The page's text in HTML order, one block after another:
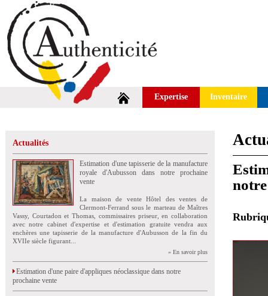
Expertise Inventaire
Actualités
Estimation d'une tapisserie de la manufacture
royale d'Aubusson dans notre prochaine
vente
La maison de vente Hôtel des ventes de
Clermont-Ferrand sous le marteau de Maîtres
Vassy, Courtadon et Thomas, commissaires priseur, en collaboration
avec notre cabinet d'expertise et d'estimation gratuite vendra aux
enchères une tapisserie de la manufacture d'Aubusson de la fin du
XVIIe siècle figurant...
» En savoir plus
Estimation d'une paire d'appliques néoclassique dans notre
prochaine vente